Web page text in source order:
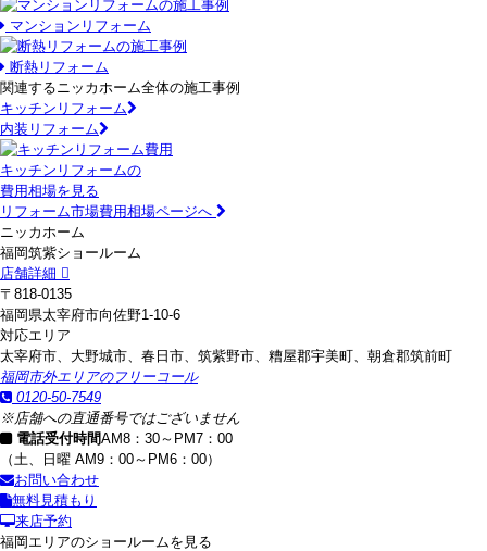
マンションリフォーム
断熱リフォーム
関連するニッカホーム全体の施工事例
キッチンリフォーム
内装リフォーム
キッチンリフォームの
費用相場を見る
リフォーム市場費用相場ページへ
ニッカホーム
福岡筑紫ショールーム
店舗詳細
〒818-0135
福岡県太宰府市向佐野1-10-6
対応エリア
太宰府市、大野城市、春日市、筑紫野市、糟屋郡宇美町、朝倉郡筑前町
福岡市外エリアのフリーコール
0120-50-7549
※店舗への直通番号ではございません
電話受付時間AM8：30～PM7：00
（土、日曜 AM9：00～PM6：00）
お問い合わせ
無料見積もり
来店予約
福岡エリアのショールームを見る